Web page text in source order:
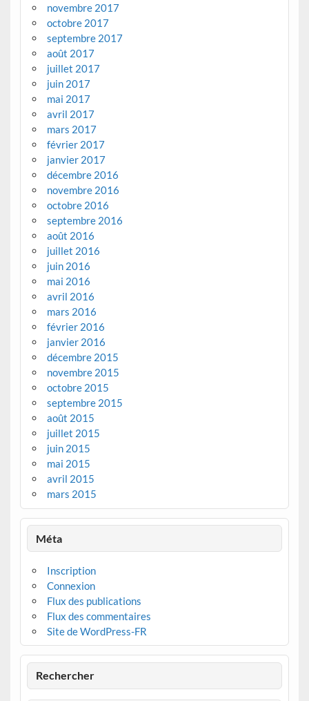
novembre 2017
octobre 2017
septembre 2017
août 2017
juillet 2017
juin 2017
mai 2017
avril 2017
mars 2017
février 2017
janvier 2017
décembre 2016
novembre 2016
octobre 2016
septembre 2016
août 2016
juillet 2016
juin 2016
mai 2016
avril 2016
mars 2016
février 2016
janvier 2016
décembre 2015
novembre 2015
octobre 2015
septembre 2015
août 2015
juillet 2015
juin 2015
mai 2015
avril 2015
mars 2015
Méta
Inscription
Connexion
Flux des publications
Flux des commentaires
Site de WordPress-FR
Rechercher